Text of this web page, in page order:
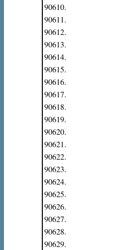
90610.
90611.
90612.
90613.
90614.
90615.
90616.
90617.
90618.
90619.
90620.
90621.
90622.
90623.
90624.
90625.
90626.
90627.
90628.
90629.